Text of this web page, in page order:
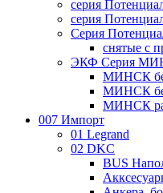
серия
серия
Серия
снятые с
ЭКФ Серия
МИНСК
МИНСК
МИНСК
007 Импорт
01 Legrand
02 DKC
BUS